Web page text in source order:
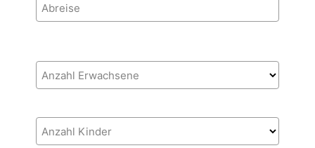
Abreise
Anzahl Erwachsene
Anzahl Kinder